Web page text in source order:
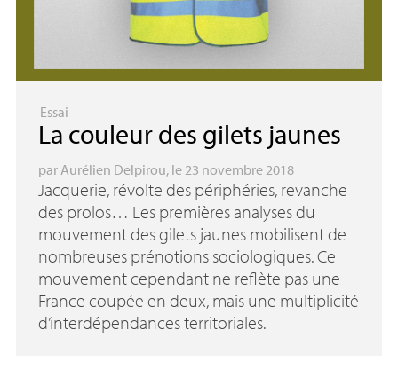
Essai
La couleur des gilets jaunes
parAurélien Delpirou, le 23 novembre 2018
Jacquerie, révolte des périphéries, revanche
des prolos… Les premières analyses du
mouvement des gilets jaunes mobilisent de
nombreuses prénotions sociologiques. Ce
mouvement cependant ne reflète pas une
France coupée en deux, mais une multiplicité
d’interdépendances territoriales.